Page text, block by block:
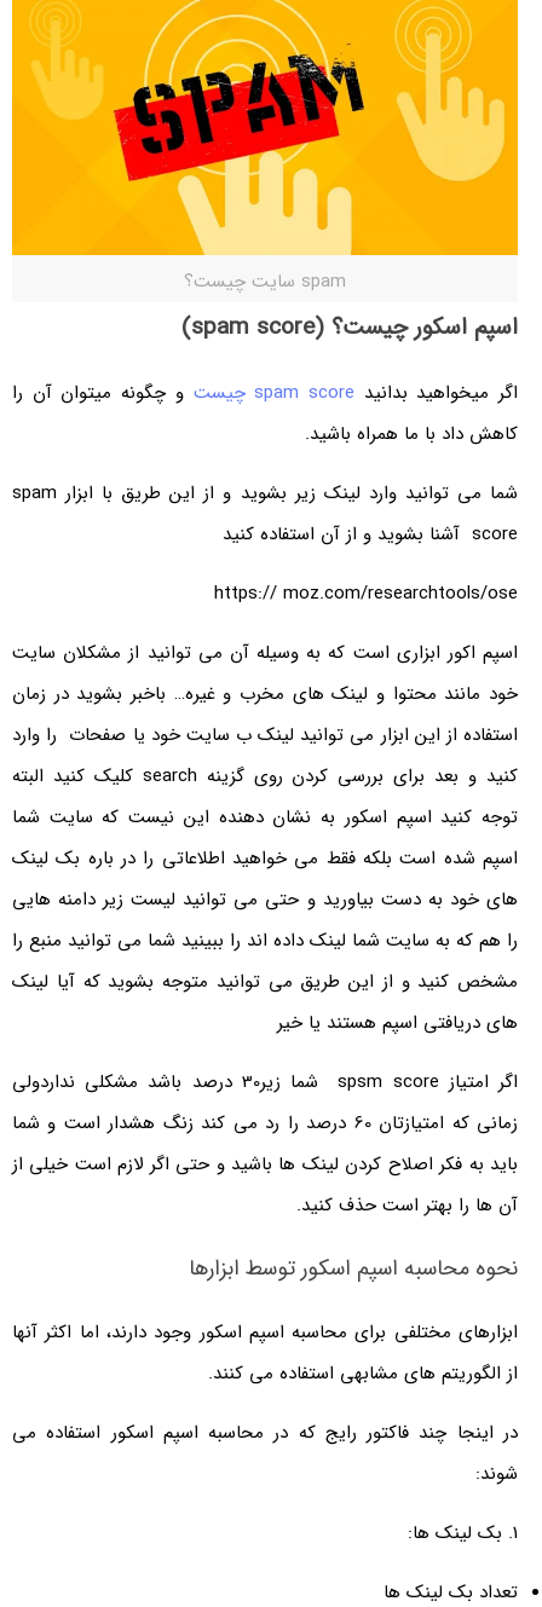
spam سایت چیست؟
اسپم اسکور چیست؟ (spam score)
اگر میخواهید بدانید spam score چیست
و چگونه میتوان آن را
کاهش داد با ما همراه باشید.
شما می توانید وارد لینک زیر بشوید و از این طریق با ابزار spam
score آشنا بشوید و از آن استفاده کنید
https:// moz.com/researchtools/ose
اسپم اکور ابزاری است که به وسیله آن می توانید از مشکلان سایت
خود مانند محتوا و لینک های مخرب و غیره… باخبر بشوید در زمان
استفاده از این ابزار می توانید لینک ب سایت خود یا صفحات را وارد
کنید و بعد برای بررسی کردن روی گزینه search کلیک کنید البته
توجه کنید اسپم اسکور به نشان دهنده این نیست که سایت شما
اسپم شده است بلکه فقط می خواهید اطلاعاتی را در باره بک لینک
های خود به دست بیاورید و حتی می توانید لیست زیر دامنه هایی
را هم که به سایت شما لینک داده اند را ببینید شما می توانید منبع را
مشخص کنید و از این طریق می توانید متوجه بشوید که آیا لینک
های دریافتی اسپم هستند یا خیر
اگر امتیاز spsm score شما زیر30 درصد باشد مشکلی نداردولی
زمانی که امتیازتان 60 درصد را رد می کند زنگ هشدار است و شما
باید به فکر اصلاح کردن لینک ها باشید و حتی اگر لازم است خیلی از
آن ها را بهتر است حذف کنید.
نحوه محاسبه اسپم اسکور توسط ابزارها
ابزارهای مختلفی برای محاسبه اسپم اسکور وجود دارند، اما اکثر آنها
از الگوریتم های مشابهی استفاده می کنند.
در اینجا چند فاکتور رایج که در محاسبه اسپم اسکور استفاده می
شوند:
تعداد بک لینک ها